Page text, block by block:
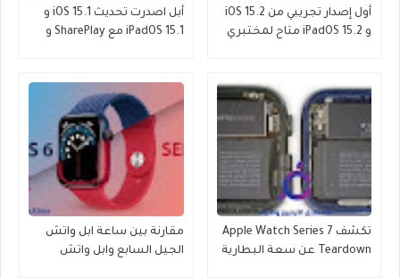
أول إصدار تجريبي من iOS 15.2
و iPadOS 15.2 متاح لمختبري
أبل اصدرت تحديث iOS 15.1 و
iPadOS 15.1 مع SharePlay و
تكشف Apple Watch Series 7
Teardown عن سعة البطارية
مقارنة بين ساعة ابل واتش
الجيل السابع وابل واتش